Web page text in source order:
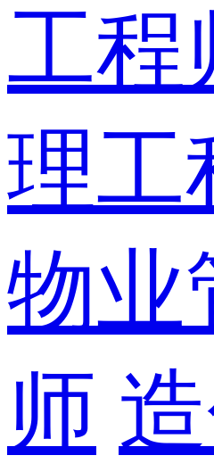
工程
理工
物业
师